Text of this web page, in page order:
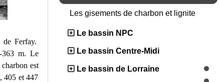
Ferfay.
363 m. Le
est
405 et 447
Les gisements de charbon et lignite
Le bassin NPC
Le bassin Centre-Midi
Le bassin de Lorraine